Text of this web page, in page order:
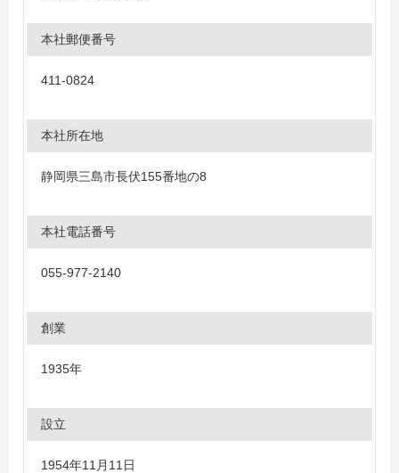
本社郵便番号
411-0824
本社所在地
静岡県三島市長伏155番地の8
本社電話番号
055-977-2140
創業
1935年
設立
1954年11月11日